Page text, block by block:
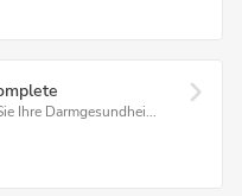
Ihre Darmgesundhei...